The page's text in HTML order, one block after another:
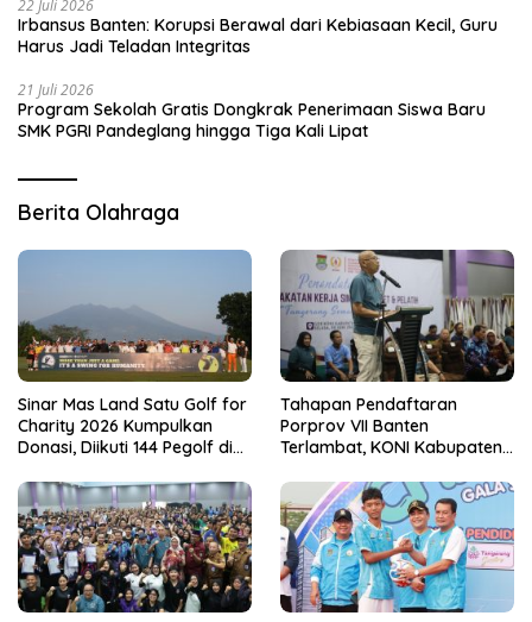
22 Juli 2026
Irbansus Banten: Korupsi Berawal dari Kebiasaan Kecil, Guru
Harus Jadi Teladan Integritas
21 Juli 2026
Program Sekolah Gratis Dongkrak Penerimaan Siswa Baru
SMK PGRI Pandeglang hingga Tiga Kali Lipat
Berita Olahraga
Sinar Mas Land Satu Golf for
Charity 2026 Kumpulkan
Donasi, Diikuti 144 Pegolf di
Tahapan Pendaftaran
Porprov VII Banten
Terlambat, KONI Kabupaten
Kesiapan Panitia